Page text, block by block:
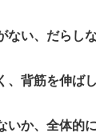
ない、だらし
、背筋を伸ば
いか、全体的